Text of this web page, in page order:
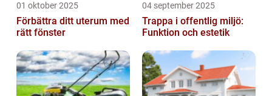
01 oktober 2025
Förbättra ditt uterum med
rätt fönster
04 september 2025
Trappa i offentlig miljö:
Funktion och estetik